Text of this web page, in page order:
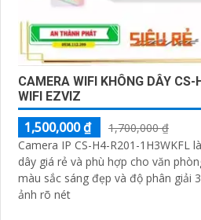
CAMERA WIFI KHÔNG DÂY
WIFI EZVIZ
1,500,000 ₫
1,700,000 ₫
Camera IP CS-H4-R201-1H3WKFL
dây giá rẻ và phù hợp cho văn phòng. Với dạng Dome
màu sắc sáng đẹp và độ phân giải
ảnh rõ nét